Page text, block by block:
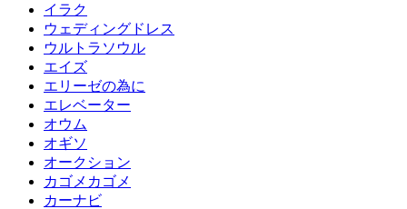
イラク
ウェディングドレス
ウルトラソウル
エイズ
エリーゼの為に
エレベーター
オウム
オギソ
オークション
カゴメカゴメ
カーナビ